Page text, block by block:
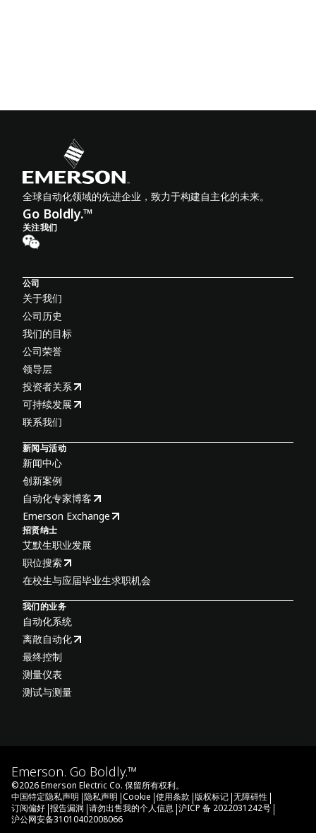
全球自动化领域的先进企业，致力于构建自主化的未来。
Go Boldly.™
关注我们
公司
关于我们
公司历史
我们的目标
公司荣誉
领导层
投资者关系
可持续发展
联系我们
新闻与活动
新闻中心
创新案例
自动化专家博客
Emerson Exchange
招贤纳士
艾默生职业发展
职位搜索
在校生与应届毕业生求职机会
我们的业务
自动化系统
离散自动化
最终控制
测量仪表
测试与测量
Emerson. Go Boldly.™
©2026Emerson Electric Co. 保留所有权利。
中国特定隐私声明 |隐私声明 |Cookie |使用条款 |版权标记 |无障碍性 |
订阅偏好 |报告漏洞 |请勿出售我的个人信息 |沪ICP 备 2022031242号 |
沪公网安备31010402008066